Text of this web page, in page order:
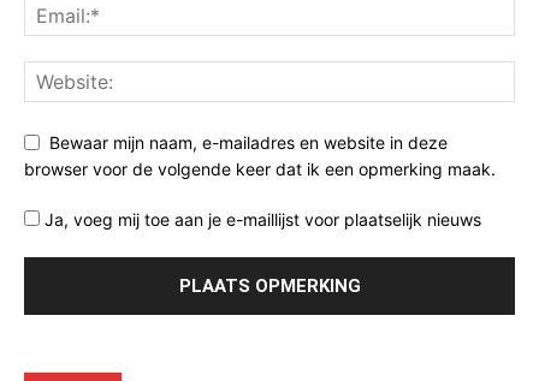
Bewaar mijn naam, e-mailadres en website in deze
browser voor de volgende keer dat ik een opmerking maak.
Ja, voeg mij toe aan je e-maillijst voor plaatselijk nieuws